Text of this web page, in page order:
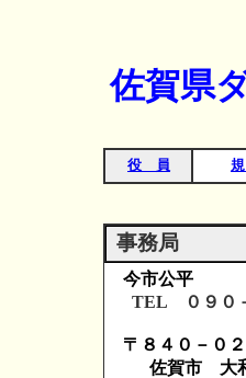
佐賀県
役 員
事務局
今市公平
TEL ０９０
〒８４０－０
佐賀市